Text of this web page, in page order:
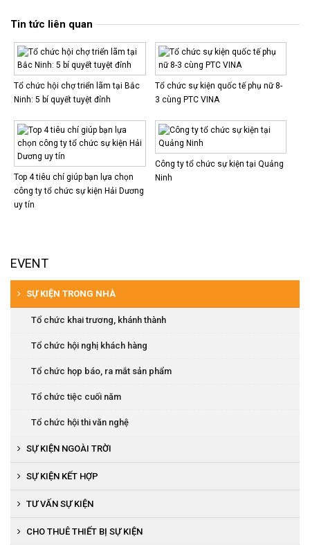
Tin tức liên quan
Tổ chức hội chợ triển lãm tại Bắc
Ninh: 5 bí quyết tuyệt đỉnh
Tổ chức sự kiện quốc tế phụ nữ 8-
3 cùng PTC VINA
Top 4 tiêu chí giúp bạn lựa chọn
công ty tổ chức sự kiện Hải Dương
uy tín
Công ty tổ chức sự kiện tại Quảng
Ninh
EVENT
SỰ KIỆN TRONG NHÀ
Tổ chức khai trương, khánh thành
Tổ chức hội nghị khách hàng
Tổ chức họp báo, ra mắt sản phẩm
Tổ chức tiệc cuối năm
Tổ chức hội thi văn nghệ
SỰ KIỆN NGOÀI TRỜI
Tổ chức khánh thành, khai trương
Tổ chức lễ động thổ
Tổ chức lễ đón bằng văn hóa
SỰ KIỆN KẾT HỢP
Tổ chức khai trương, khánh thành
Tổ chức lễ ra mắt sản phẩm
TƯ VẤN SỰ KIỆN
CHO THUÊ THIẾT BỊ SỰ KIỆN